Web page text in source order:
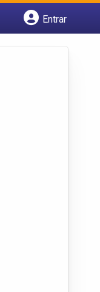
Entrar